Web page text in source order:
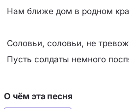
Нам ближе дом в родном
Соловьи, соловьи, не
Пусть солдаты немного
О чём эта песня